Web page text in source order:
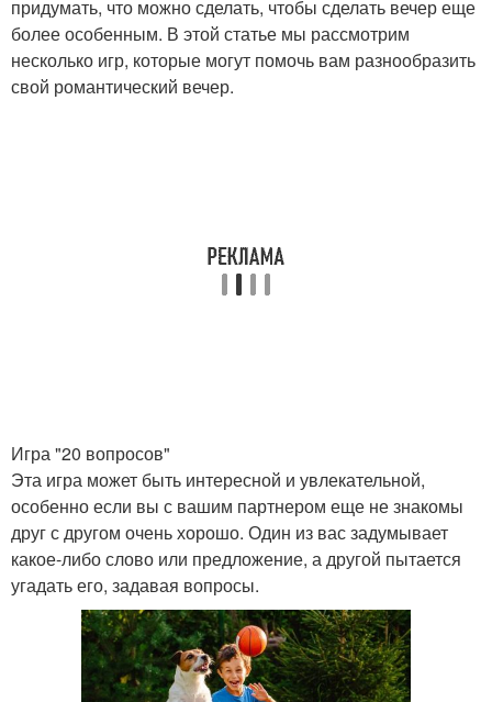
придумать, что можно сделать, чтобы сделать вечер еще
более особенным. В этой статье мы рассмотрим
несколько игр, которые могут помочь вам разнообразить
свой романтический вечер.
Игра "20 вопросов"
Эта игра может быть интересной и увлекательной,
особенно если вы с вашим партнером еще не знакомы
друг с другом очень хорошо. Один из вас задумывает
какое-либо слово или предложение, а другой пытается
угадать его, задавая вопросы.